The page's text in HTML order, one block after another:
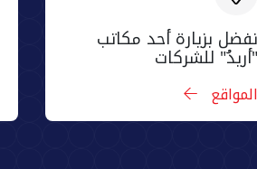
تفضل بزيارة أحد مكاتب
"أريدُ" للشركات
المواقع